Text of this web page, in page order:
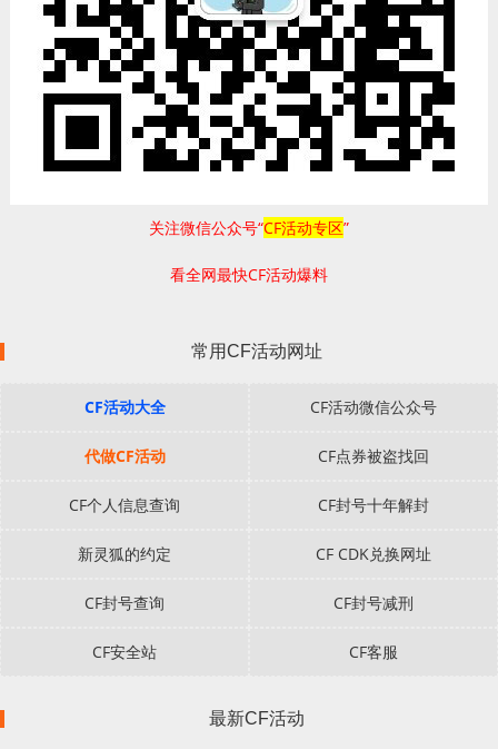
关注微信公众号“CF活动专区”
看全网最快CF活动爆料
常用CF活动网址
CF活动大全 CF活动微信公众号
代做CF活动 CF点券被盗找回
CF个人信息查询 CF封号十年解封
新灵狐的约定 CF CDK兑换网址
CF封号查询 CF封号减刑
CF安全站 CF客服
最新CF活动